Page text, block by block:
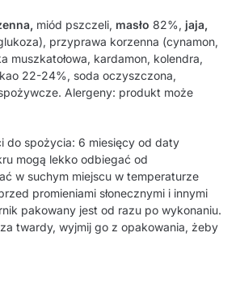
miód pszczeli, masło 82%,jaja,
przyprawa korzenna (cynamon,
muszkatołowa, kardamon, kolendra,
22-24%, soda oczyszczona,
Alergeny: produkt może
do spożycia: 6 miesięcy od daty
mogą lekko odbiegać od
w suchym miejscu w temperaturze
promieniami słonecznymi i innymi
pakowany jest od razu po wykonaniu.
twardy, wyjmij go z opakowania, żeby